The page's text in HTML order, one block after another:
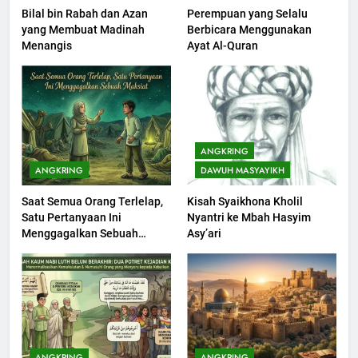
Bilal bin Rabah dan Azan
yang Membuat Madinah
Menangis
Perempuan yang Selalu
Berbicara Menggunakan
Ayat Al-Quran
ANGKRING
Saat Semua Orang Terlelap,
Satu Pertanyaan Ini
Menggagalkan Sebuah
ANGKRING
DAWUH MASYAYIKH
Kisah Syaikhona Kholil
Nyantri ke Mbah Hasyim
Asy’ari
201
Khutbah jumat: Sejarah
Seebagai Pembangkit Jiwa
KHUTBAH
202
Khutbah Jumat : Supaya Amal
Bisa Diterima
KHUTBAH
203
Muharram Bulan Bersejarah
KHUTBAH
1
Khutbah Jumat: Mengapa Orang